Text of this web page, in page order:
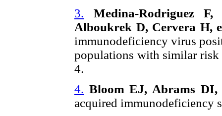
3.
Medina-Rodriguez
Alboukrek D, Cervera H,
immunodeficiency virus
populations with similar risk
4.
4. Bloom EJ, Abrams
acquired immunodeficiency